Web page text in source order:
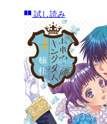
試し読み